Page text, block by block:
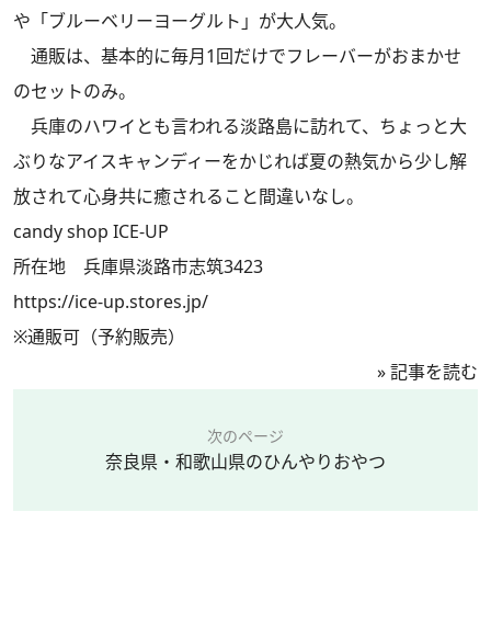
や「ブルーベリーヨーグルト」が大人気。
通販は、基本的に毎月1回だけでフレーバーがおまかせ
のセットのみ。
兵庫のハワイとも言われる淡路島に訪れて、ちょっと大
ぶりなアイスキャンディーをかじれば夏の熱気から少し解
放されて心身共に癒されること間違いなし。
candy shop ICE-UP
所在地 兵庫県淡路市志筑3423
https://ice-up.stores.jp/
※通販可（予約販売）
»記事を読む
次のページ
奈良県・和歌山県のひんやりおやつ